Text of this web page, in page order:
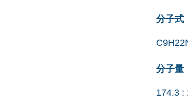
分子式
分子量
174.3 :